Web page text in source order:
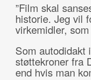
”Film skal
historie. Jeg vil
virkemidler,
Som
støttekroner fra
end hvis man